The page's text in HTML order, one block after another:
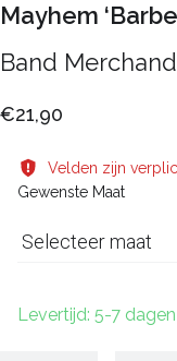
Mayhem
Band
€21,90
Velden zijn
Gewenste Maat
Selecteer maat
Levertijd: 5-7 dagen